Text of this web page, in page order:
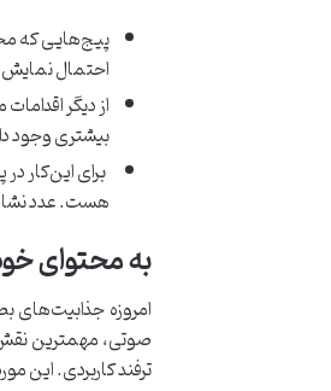
پیج‌هایی که
احتمال نمایش
از دیگر
بیشتری وجود
هست. عدد
به محتوای
امروزه جذابیت‌های
صوتی، مهمترین نقش
ترفند کاربردی. این